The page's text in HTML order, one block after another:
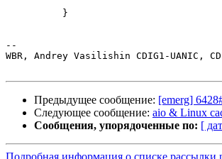
          }
--
WBR, Andrey Vasilishin CDIG1-UANIC,
Предыдущее сообщение: [emerg]
Следующее сообщение: aio & Linux
Сообщения, упорядоченные по: [